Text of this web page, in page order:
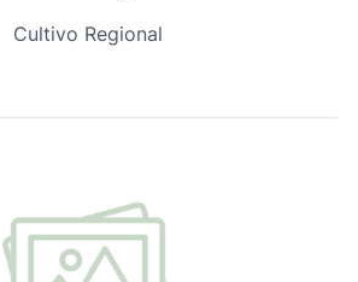
Cultivo Regional